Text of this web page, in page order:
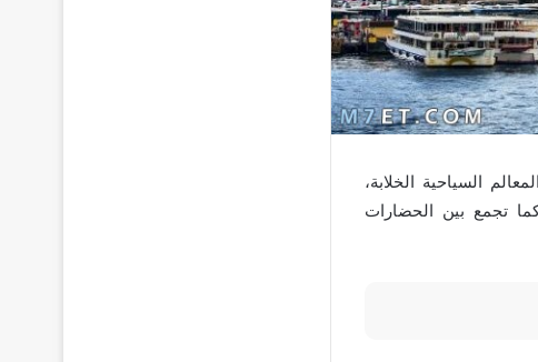
السياحية الخلابة،
كما تجمع بين الحضارات